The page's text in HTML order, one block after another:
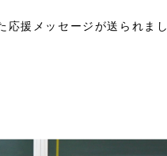
援メッセージが送られまし